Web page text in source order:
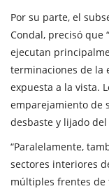
Por su parte, el
Condal, precisó que
ejecutan
terminaciones de la
expuesta a la vista.
emparejamiento de
desbaste y lijado del
“Paralelamente,
sectores interiores
múltiples frentes de